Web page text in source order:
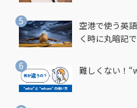
空港で使う英
く時に丸暗記
難しくない！